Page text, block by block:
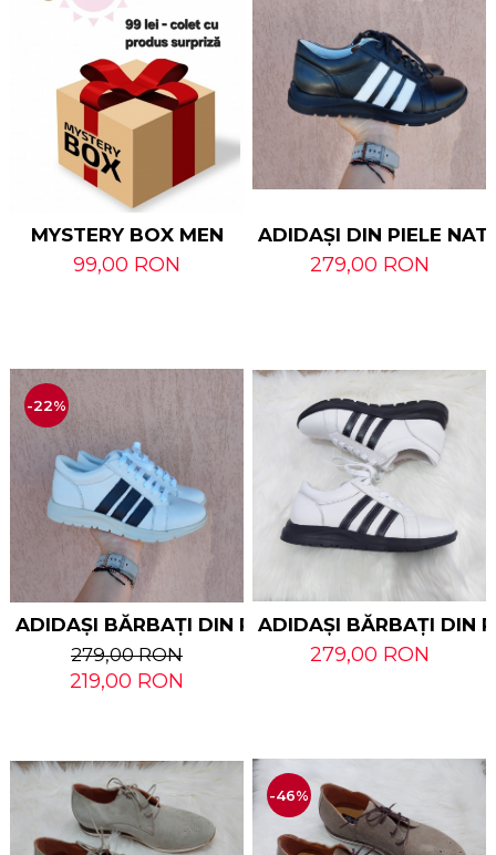
MYSTERY BOX MEN
99,00 RON
ADIDAȘI DIN PIELE
279,00 RON
-22%
ADIDAȘI BĂRBAȚI DIN PIELE NATURALĂ
279,00 RON
219,00 RON
ADIDAȘI BĂRBAȚI DIN
279,00 RON
-46%